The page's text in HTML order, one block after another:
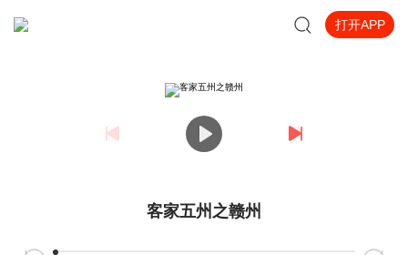
打开APP
客家五州之赣州